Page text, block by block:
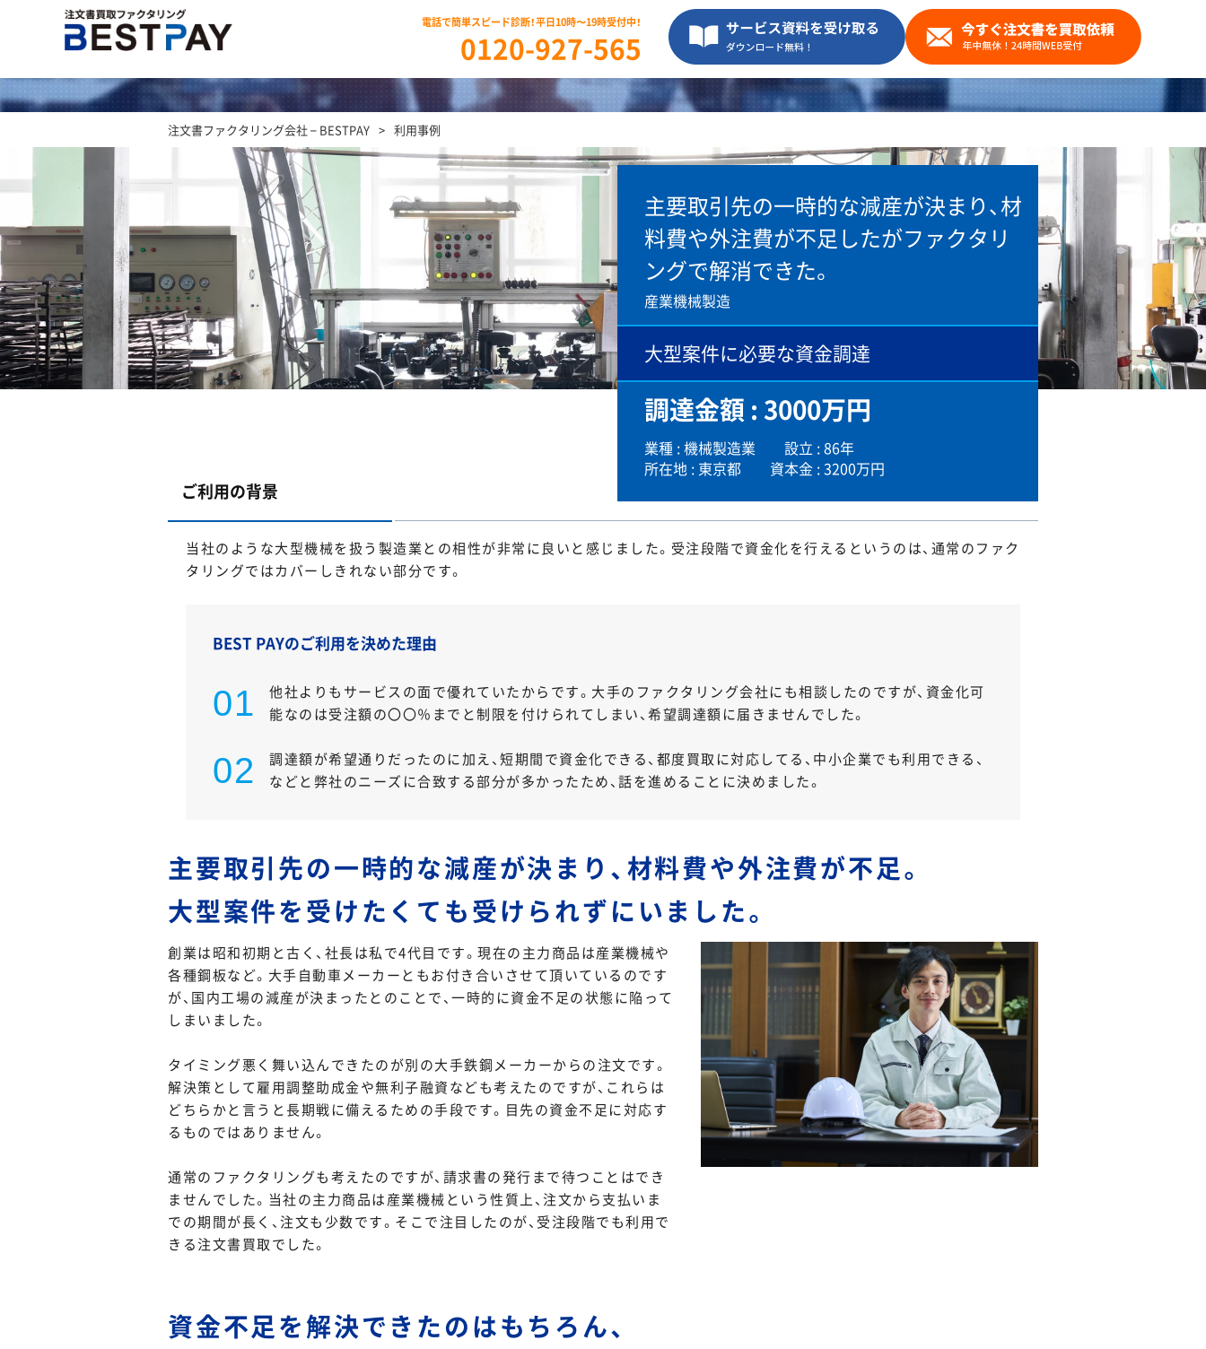
電話で簡単スピード診断！平日10時〜19時受付中！
0120-927-565
利用事例
注文書ファクタリング会社 – BESTPAY 利用事例
主要取引先の一時的な減産が決まり、材
料費や外注費が不足したがファクタリ
ングで解消できた。
産業機械製造
大型案件に必要な資金調達
調達金額 : 3000万円
業種 : 機械製造業 設立 : 86年
所在地 : 東京都 資本金 : 3200万円
ご利用の背景
当社のような大型機械を扱う製造業との相性が非常に良いと感じました。受注段階で資金化を行えるというのは、通常のファク
タリングではカバーしきれない部分です。
BEST PAYのご利用を決めた理由
他社よりもサービスの面で優れていたからです。大手のファクタリング会社にも相談したのですが、資金化可
能なのは受注額の〇〇％までと制限を付けられてしまい、希望調達額に届きませんでした。
調達額が希望通りだったのに加え、短期間で資金化できる、都度買取に対応してる、中小企業でも利用できる、
などと弊社のニーズに合致する部分が多かったため、話を進めることに決めました。
主要取引先の一時的な減産が決まり、材料費や外注費が不足。
大型案件を受けたくても受けられずにいました。
創業は昭和初期と古く、社長は私で4代目です。現在の主力商品は産業機械や
各種鋼板など。大手自動車メーカーともお付き合いさせて頂いているのです
が、国内工場の減産が決まったとのことで、一時的に資金不足の状態に陥って
しまいました。
タイミング悪く舞い込んできたのが別の大手鉄鋼メーカーからの注文です。
解決策として雇用調整助成金や無利子融資なども考えたのですが、これらは
どちらかと言うと長期戦に備えるための手段です。目先の資金不足に対応す
るものではありません。
通常のファクタリングも考えたのですが、請求書の発行まで待つことはでき
ませんでした。当社の主力商品は産業機械という性質上、注文から支払いま
での期間が長く、注文も少数です。そこで注目したのが、受注段階でも利用で
きる注文書買取でした。
資金不足を解決できたのはもちろん、